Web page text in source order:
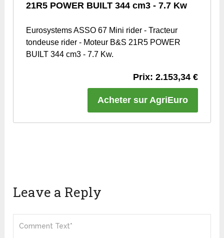
21R5 POWER BUILT 344 cm3 - 7.7 Kw
Eurosystems ASSO 67 Mini rider - Tracteur
tondeuse rider - Moteur B&S 21R5 POWER
BUILT 344 cm3 - 7.7 Kw.
Prix: 2.153,34 €
Acheter sur AgriEuro
Leave a Reply